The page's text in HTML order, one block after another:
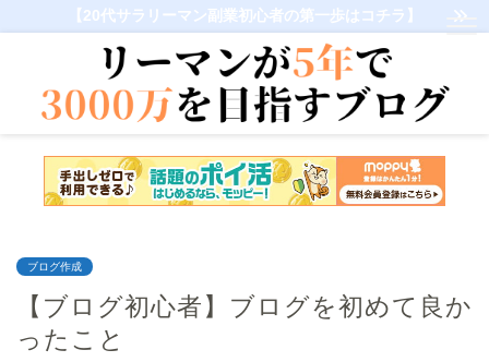
【20代サラリーマン副業初心者の第一歩はコチラ】
ブログ作成
【ブログ初心者】ブログを初めて良か
ったこと